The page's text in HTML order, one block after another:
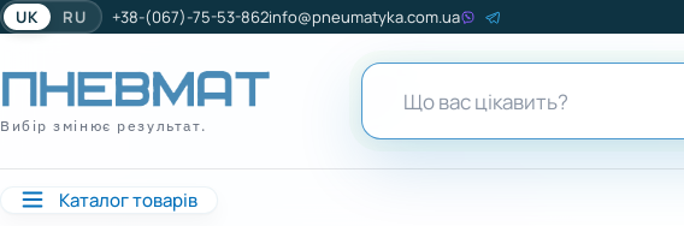
UK RU +38-(067)-75-53-862info@pneumatyka.com.ua
Вибір змінює результат.
Каталог товарів